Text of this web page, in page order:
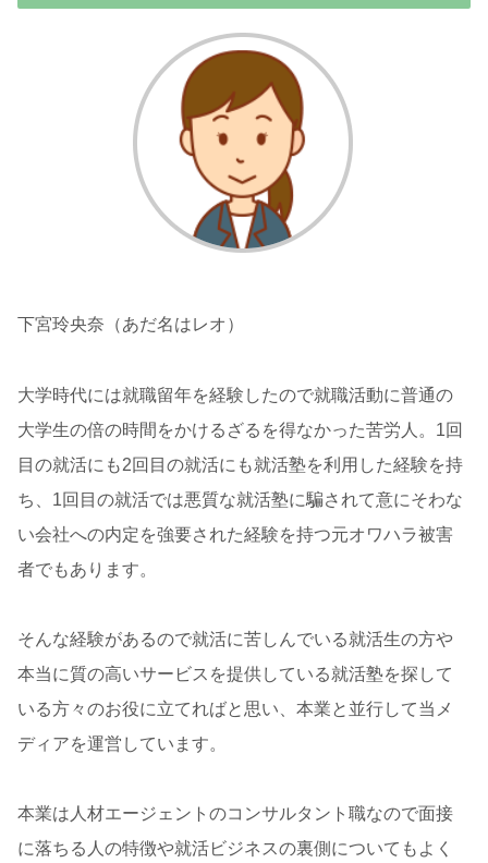
下宮玲央奈（あだ名はレオ）
大学時代には就職留年を経験したので就職活動に普通の
大学生の倍の時間をかけるざるを得なかった苦労人。1回
目の就活にも2回目の就活にも就活塾を利用した経験を持
ち、1回目の就活では悪質な就活塾に騙されて意にそわな
い会社への内定を強要された経験を持つ元オワハラ被害
者でもあります。
そんな経験があるので就活に苦しんでいる就活生の方や
本当に質の高いサービスを提供している就活塾を探して
いる方々のお役に立てればと思い、本業と並行して当メ
ディアを運営しています。
本業は人材エージェントのコンサルタント職なので面接
に落ちる人の特徴や就活ビジネスの裏側についてもよく